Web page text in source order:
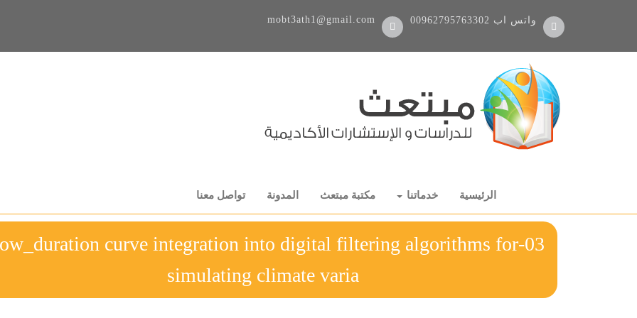
00962795763302 واتس اب mobt3ath1@gmail.com
الرئيسية خدماتنا مكتبة مبتعث المدونة تواصل معنا
Flow_duration curve integration into digital filtering algorithms for
simulating climate varia